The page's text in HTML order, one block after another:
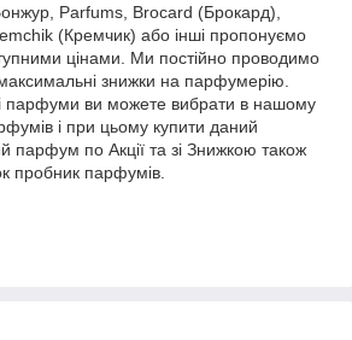
Parfums, Brocard (Брокард),
(Кремчик) або інші пропонуємо
цінами. Ми постійно проводимо
знижки на парфумерію.
парфуми ви можете вибрати в нашому
і при цьому купити даний
парфум по Акції та зі Знижкою також
пробник парфумів.